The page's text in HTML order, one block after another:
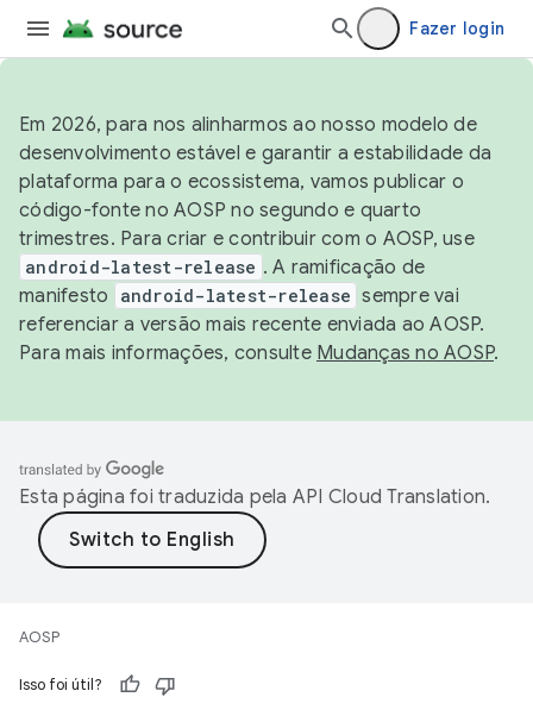
Fazer login
Em 2026, para nos alinharmos ao nosso modelo de
desenvolvimento estável e garantir a estabilidade da
plataforma para o ecossistema, vamos publicar o
código-fonte no AOSP no segundo e quarto
trimestres. Para criar e contribuir com o AOSP, use
android-latest-release . A ramificação de
manifesto
android-latest-release sempre vai
referenciar a versão mais recente enviada ao AOSP.
Para mais informações, consulte Mudanças no AOSP.
Esta página foi traduzida pela API Cloud Translation.
AOSP
Isso foi útil?